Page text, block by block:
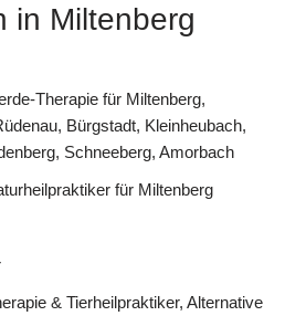
in Miltenberg
Therapie für Miltenberg,
Bürgstadt, Kleinheubach,
Schneeberg, Amorbach
für Miltenberg
& ‎Tierheilpraktiker, Alternative